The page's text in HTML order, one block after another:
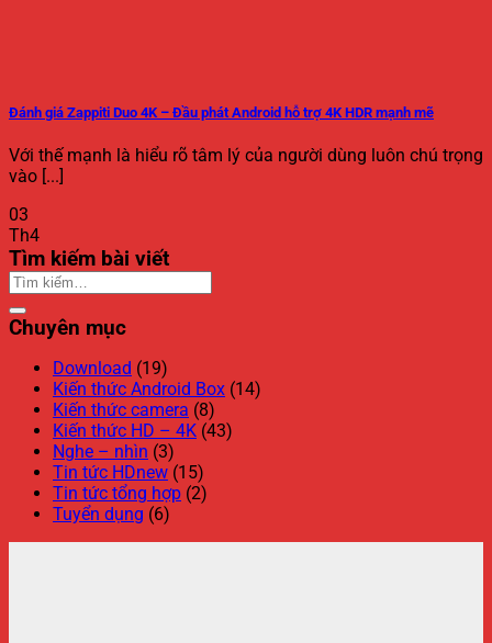
Đánh giá Zappiti Duo 4K – Đầu phát Android hỗ trợ 4K HDR mạnh mẽ
Với thế mạnh là hiểu rõ tâm lý của người dùng luôn chú trọng
vào [...]
03
Th4
Tìm kiếm bài viết
Chuyên mục
Download (19)
Kiến thức Android Box (14)
Kiến thức camera (8)
Kiến thức HD – 4K (43)
Nghe – nhìn (3)
Tin tức HDnew (15)
Tin tức tổng hợp (2)
Tuyển dụng (6)